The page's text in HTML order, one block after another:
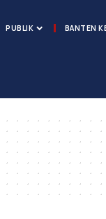
PUBLIK BANTEN